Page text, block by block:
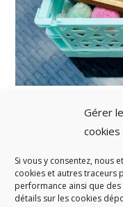
Gérer
cookies
Si vous y consentez, nous
cookies et autres traceurs
performance ainsi que
détails sur les cookies
A SAVOIR
Créé en 1978, le Sigidurs